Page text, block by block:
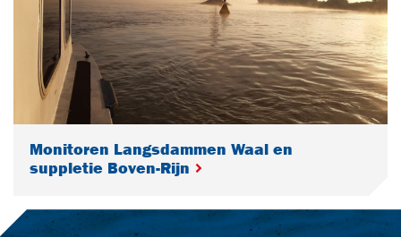
Monitoren Langsdammen Waal en
suppletie Boven-Rijn